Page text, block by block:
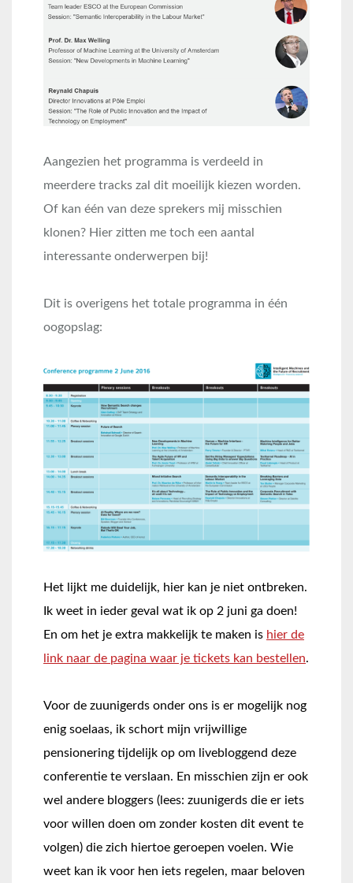
Aangezien het programma is verdeeld in
meerdere tracks zal dit moeilijk kiezen worden.
Of kan één van deze sprekers mij misschien
klonen? Hier zitten me toch een aantal
interessante onderwerpen bij!
Dit is overigens het totale programma in één
oogopslag:
Het lijkt me duidelijk, hier kan je niet ontbreken.
Ik weet in ieder geval wat ik op 2 juni ga doen!
En om het je extra makkelijk te maken is hier de
link naar de pagina waar je tickets kan bestellen.
Voor de zuunigerds onder ons is er mogelijk nog
enig soelaas, ik schort mijn vrijwillige
pensionering tijdelijk op om livebloggend deze
conferentie te verslaan. En misschien zijn er ook
wel andere bloggers (lees: zuunigerds die er iets
voor willen doen om zonder kosten dit event te
volgen) die zich hiertoe geroepen voelen. Wie
weet kan ik voor hen iets regelen, maar beloven